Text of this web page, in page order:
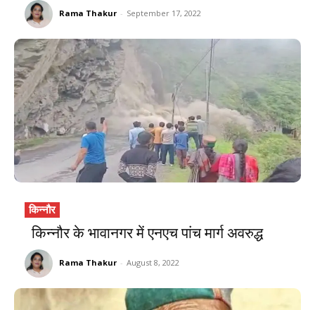
Rama Thakur - September 17, 2022
किन्नौर
किन्नौर के भावानगर में एनएच पांच मार्ग अवरुद्ध
Rama Thakur - August 8, 2022